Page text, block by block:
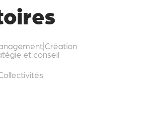
|Création
et conseil